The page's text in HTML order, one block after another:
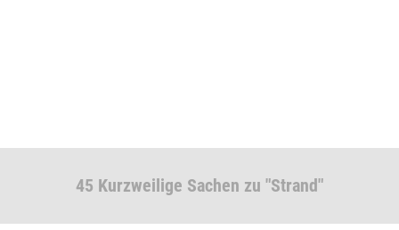
45 Kurzweilige Sachen zu "Strand"